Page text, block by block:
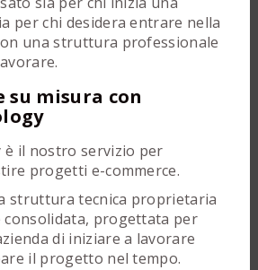
per chi desidera entrare nella
una struttura professionale
su misura con
è il nostro servizio per
progetti e-commerce.
struttura tecnica proprietaria
consolidata, progettata per
di iniziare a lavorare
il progetto nel tempo.